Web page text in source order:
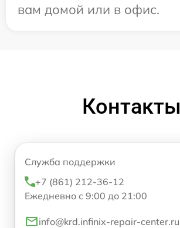
вам домой или в офис.
Контакты
Служба поддержки
+7 (861) 212-36-12
Ежедневно с 9:00 до 21:00
info@krd.infinix-repair-center.ru